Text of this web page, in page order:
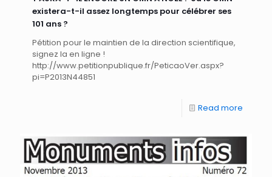
existera-t-il assez longtemps pour célébrer ses
101 ans ?
Pétition pour le maintien de la direction scientifique,
signez la en ligne !
http://www.petitionpublique.fr/PeticaoVer.aspx?
pi=P2013N44851
Read more